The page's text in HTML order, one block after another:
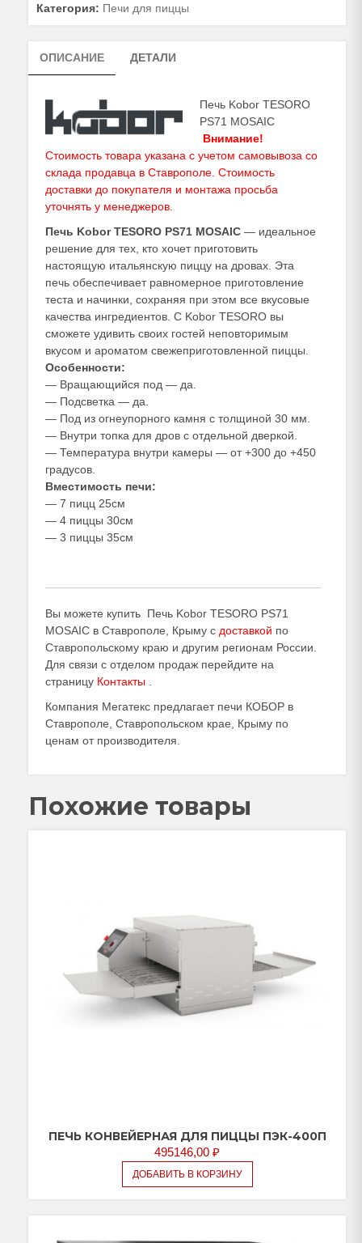
PS71
Категория: Печи для пиццы
ОПИСАНИЕ ДЕТАЛИ
Печь Kobor TESORO
PS71 MOSAIC
Внимание!
Стоимость товара указана с учетом самовывоза со
склада продавца в Ставрополе. Стоимость
доставки до покупателя и монтажа просьба
уточнять у менеджеров
Печь Kobor TESORO PS71 MOSAIC — идеальное
решение для тех, кто хочет приготовить
настоящую итальянскую пиццу на дровах. Эта
печь обеспечивает равномерное приготовление
теста и начинки, сохраняя при этом все вкусовые
качества ингредиентов. С Kobor TESORO вы
сможете удивить своих гостей неповторимым
вкусом и ароматом свежеприготовленной пиццы.
Особенности:
— Вращающийся под — да.
— Подсветка — да.
— Под из огнеупорного камня с толщиной 30 мм.
— Внутри топка для дров с отдельной дверкой.
— Температура внутри камеры — от +300 до +450
градусов.
Вместимость печи:
— 7 пицц 25см
— 4 пиццы 30см
— 3 пиццы 35см
Вы можете купить Печь Kobor TESORO PS71
MOSAIC в Ставрополе, Крыму с доставкой по
Ставропольскому краю и другим регионам России.
Для связи с отделом продаж перейдите на
страницу Контакты
Компания Мегатекс предлагает печи КОБОР в
Ставрополе, Ставропольском крае, Крыму по
ценам от производителя.
Похожие товары
ПЕЧЬ КОНВЕЙЕРНАЯ ДЛЯ ПИЦЦЫ ПЭК-400П
495146,00 ₽
ДОБАВИТЬ В КОРЗИНУ